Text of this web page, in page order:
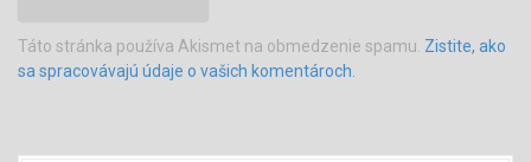
Táto stránka používa Akismet na obmedzenie spamu. Zistite, ako
sa spracovávajú údaje o vašich komentároch.